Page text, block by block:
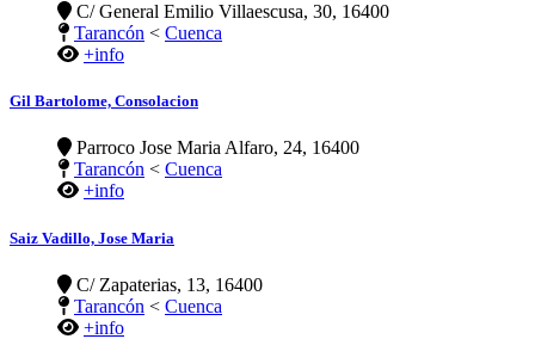
C/ General Emilio Villaescusa, 30, 16400
Tarancón < Cuenca
+info
Gil Bartolome, Consolacion
Parroco Jose Maria Alfaro, 24, 16400
Tarancón < Cuenca
+info
Saiz Vadillo, Jose Maria
C/ Zapaterias, 13, 16400
Tarancón < Cuenca
+info